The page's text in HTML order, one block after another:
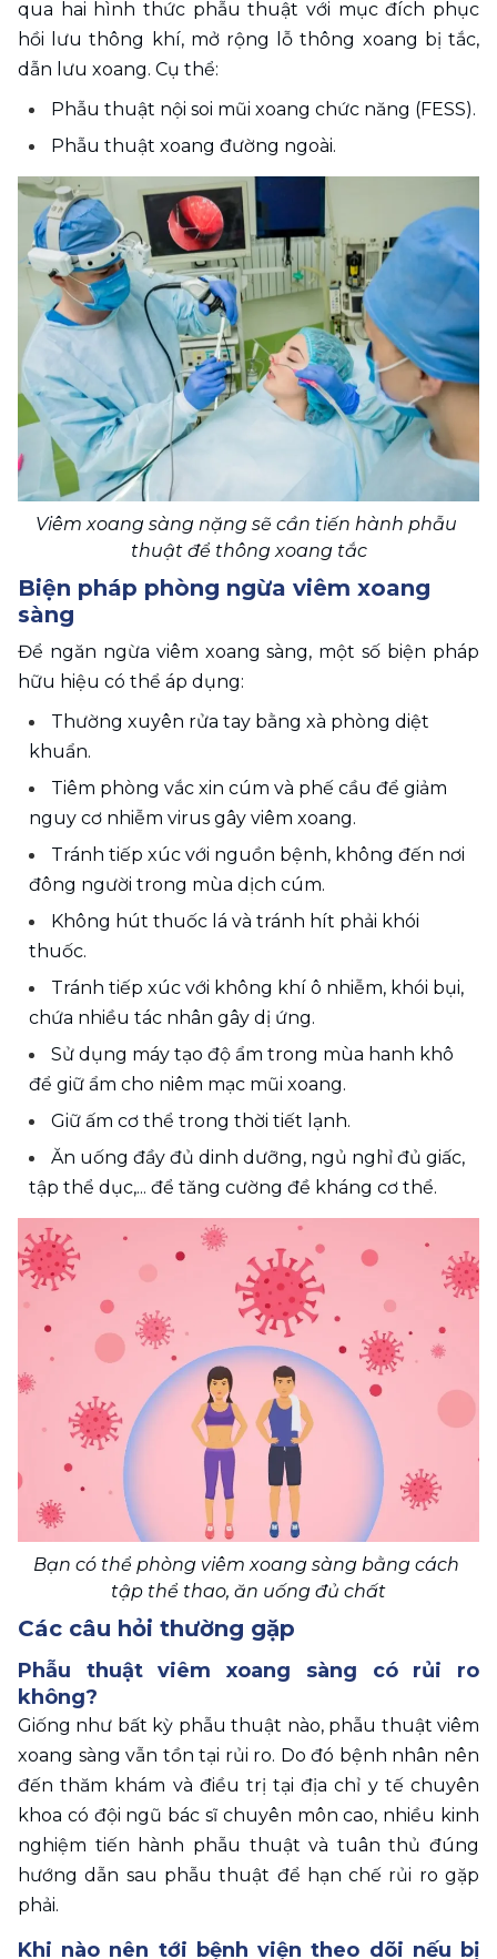
qua hai hình thức phẫu thuật với mục đích phục
hồi lưu thông khí, mở rộng lỗ thông xoang bị tắc,
dẫn lưu xoang. Cụ thể:
Phẫu thuật nội soi mũi xoang chức năng (FESS).
Phẫu thuật xoang đường ngoài.
Viêm xoang sàng nặng sẽ cần tiến hành phẫu
thuật để thông xoang tắc
Biện pháp phòng ngừa viêm xoang
sàng
Để ngăn ngừa viêm xoang sàng, một số biện pháp
hữu hiệu có thể áp dụng:
Thường xuyên rửa tay bằng xà phòng diệt
khuẩn.
Tiêm phòng vắc xin cúm và phế cầu để giảm
nguy cơ nhiễm virus gây viêm xoang.
Tránh tiếp xúc với nguồn bệnh, không đến nơi
đông người trong mùa dịch cúm.
Không hút thuốc lá và tránh hít phải khói
thuốc.
Tránh tiếp xúc với không khí ô nhiễm, khói bụi,
chứa nhiều tác nhân gây dị ứng.
Sử dụng máy tạo độ ẩm trong mùa hanh khô
để giữ ẩm cho niêm mạc mũi xoang.
Giữ ấm cơ thể trong thời tiết lạnh.
Ăn uống đầy đủ dinh dưỡng, ngủ nghỉ đủ giấc,
tập thể dục,... để tăng cường đề kháng cơ thể.
Bạn có thể phòng viêm xoang sàng bằng cách
tập thể thao, ăn uống đủ chất
Các câu hỏi thường gặp
Phẫu thuật viêm xoang sàng có rủi ro
không?
Giống như bất kỳ phẫu thuật nào, phẫu thuật viêm
xoang sàng vẫn tồn tại rủi ro. Do đó bệnh nhân nên
đến thăm khám và điều trị tại địa chỉ y tế chuyên
khoa có đội ngũ bác sĩ chuyên môn cao, nhiều kinh
nghiệm tiến hành phẫu thuật và tuân thủ đúng
hướng dẫn sau phẫu thuật để hạn chế rủi ro gặp
phải.
Khi nào nên tới bệnh viện theo dõi nếu bị